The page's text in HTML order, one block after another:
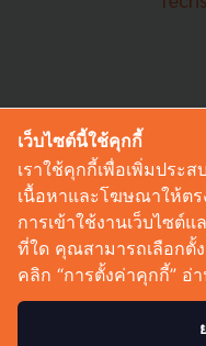
เว็บไซต์นี้ใช้คุกกี้
เราใช้คุกกี้เพื่อเพิ่มประ
เนื้อหาและโฆษณาให้ตร
การเข้าใช้งานเว็บไซต์
ที่ใด คุณสามารถเลือกตั้
คลิก “การตั้งค่าคุกกี้” อ่